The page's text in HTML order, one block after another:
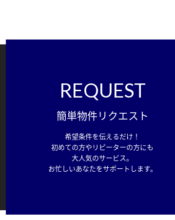
REQUEST
簡単物件リクエスト
希望条件を伝えるだけ！
初めての方やリピーターの方にも
大人気のサービス。
お忙しいあなたをサポートします。